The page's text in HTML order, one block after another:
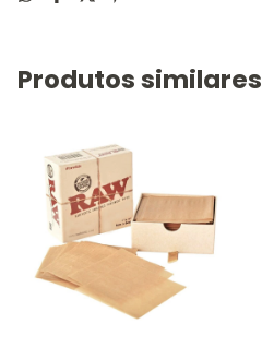
Produtos similares